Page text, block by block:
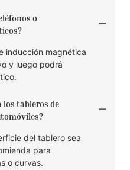
o
inducción magnética
y luego podrá
los tableros de
del tablero sea
para
o curvas.